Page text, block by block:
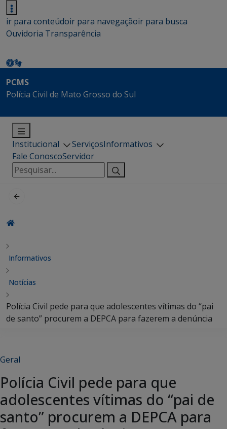
ir para conteúdoir para navegaçãoir para busca
Ouvidoria Transparência
PCMS
Polícia Civil de Mato Grosso do Sul
Institucional ServiçosInformativos
Fale ConoscoServidor
Pesquisar
por:
Informativos
Notícias
Polícia Civil pede para que adolescentes vítimas do “pai
de santo” procurem a DEPCA para fazerem a denúncia
Geral
Polícia Civil pede para que
adolescentes vítimas do “pai de
santo” procurem a DEPCA para